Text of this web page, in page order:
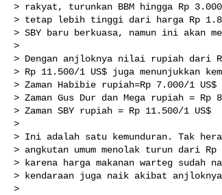
> rakyat, turunkan BBM hingga Rp
> tetap lebih tinggi dari harga Rp
> SBY baru berkuasa, namun ini akan
>
> Dengan anjloknya nilai rupiah dari
> Rp 11.500/1 US$ juga menunjukkan
> Zaman Habibie rupiah=Rp 7.000/1 US$
> Zaman Gus Dur dan Mega rupiah = Rp
> Zaman SBY rupiah = Rp 11.500/1 US$
>
> Ini adalah satu kemunduran. Tak
> angkutan umum menolak turun dari
> karena harga makanan warteg sudah
> kendaraan juga naik akibat
>